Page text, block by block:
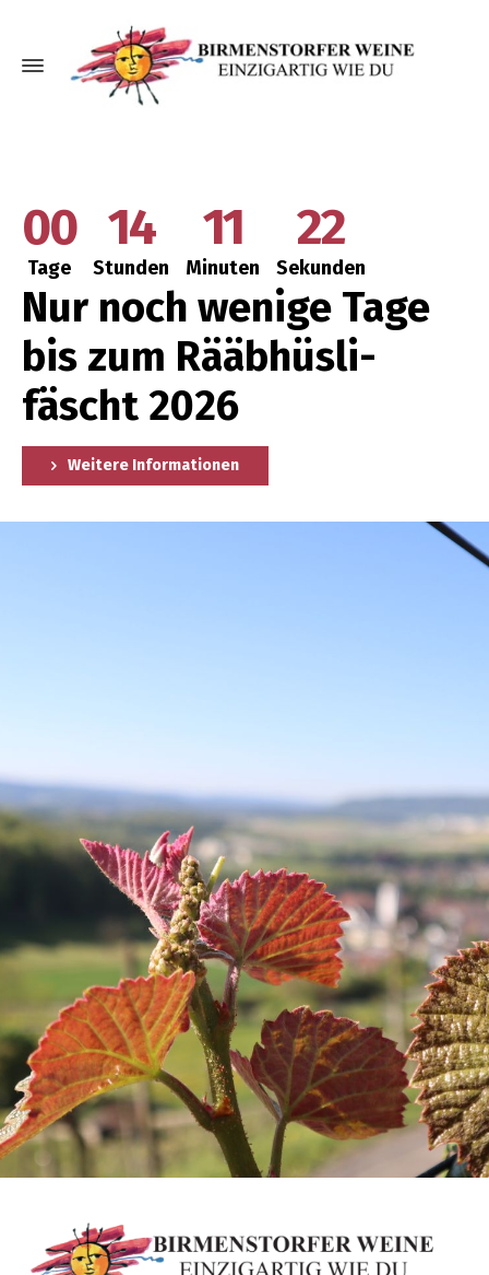
00
Tage
14
Stun­den
11
Minu­ten
21
Sekun­den
Nur noch weni­ge Tage
bis zum Rääb­hüs­li­
fäscht 2026
Wei­te­re Informationen